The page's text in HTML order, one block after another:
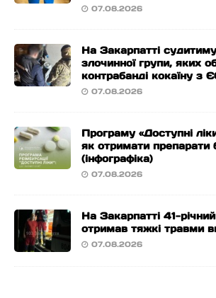
07.08.2026
На Закарпатті
злочинної групи, яких
контрабанді кокаїну з
07.08.2026
Програму «Доступні
як отримати препарати
(інфографіка)
07.08.2026
На Закарпатті 41-
отримав тяжкі травми
07.08.2026